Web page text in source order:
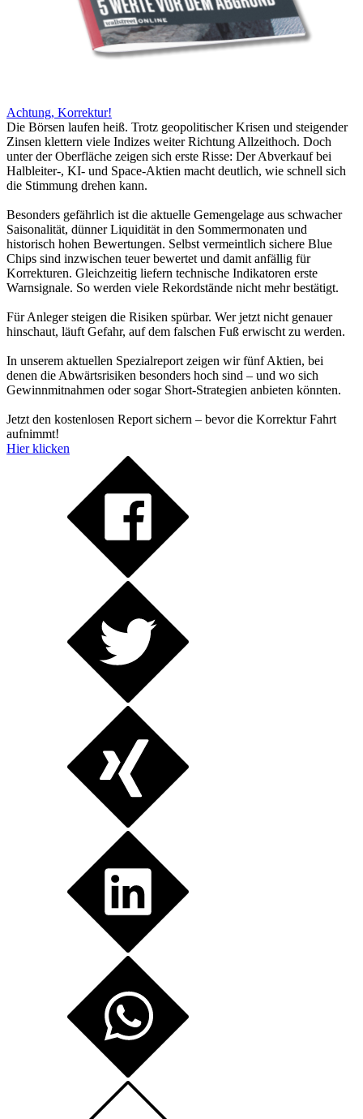
Achtung, Korrektur!
Die Börsen laufen heiß. Trotz geopolitischer Krisen und steigender
Zinsen klettern viele Indizes weiter Richtung Allzeithoch. Doch
unter der Oberfläche zeigen sich erste Risse: Der Abverkauf bei
Halbleiter-, KI- und Space-Aktien macht deutlich, wie schnell sich
die Stimmung drehen kann.
Besonders gefährlich ist die aktuelle Gemengelage aus schwacher
Saisonalität, dünner Liquidität in den Sommermonaten und
historisch hohen Bewertungen. Selbst vermeintlich sichere Blue
Chips sind inzwischen teuer bewertet und damit anfällig für
Korrekturen. Gleichzeitig liefern technische Indikatoren erste
Warnsignale. So werden viele Rekordstände nicht mehr bestätigt.
Für Anleger steigen die Risiken spürbar. Wer jetzt nicht genauer
hinschaut, läuft Gefahr, auf dem falschen Fuß erwischt zu werden.
In unserem aktuellen Spezialreport zeigen wir fünf Aktien, bei
denen die Abwärtsrisiken besonders hoch sind – und wo sich
Gewinnmitnahmen oder sogar Short-Strategien anbieten könnten.
Jetzt den kostenlosen Report sichern – bevor die Korrektur Fahrt
aufnimmt!
Hier klicken